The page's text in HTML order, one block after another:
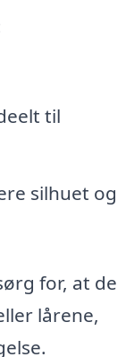
til
silhuet og
for, at de
lårene,